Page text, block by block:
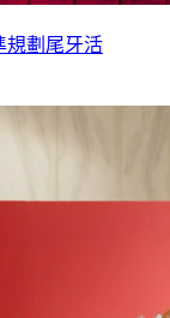
規劃尾牙活